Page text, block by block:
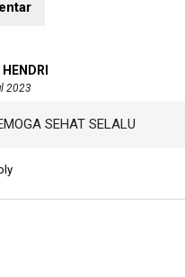
2023
SEHAT SELALU